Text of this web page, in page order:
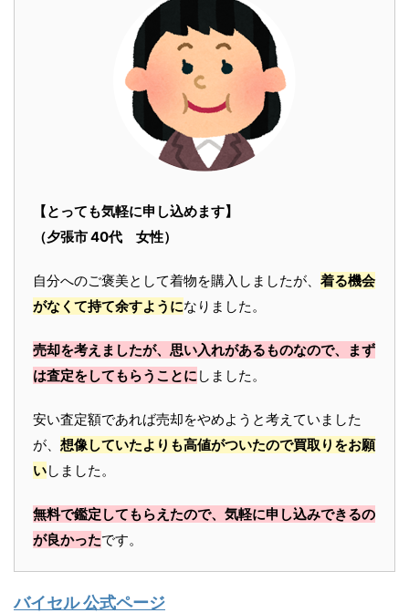
【とっても気軽に申し込めます】
（夕張市 40代 女性）
自分へのご褒美として着物を購入しましたが、 着る機会
がなくて持て余すようになりました。
売却を考えましたが、思い入れがあるものなので、まず
は査定をしてもらうことに しました。
安い査定額であれば売却をやめようと考えていました
が、 想像していたよりも高値がついたので買取りをお願
いしました。
無料で鑑定してもらえたので、気軽に申し込みできるの
が良かったです。
バイセル 公式ページ